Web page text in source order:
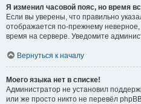
Я изменил часовой пояс, но время
Если вы уверены, что правильно
отображается по-прежнему
время на сервере. Уведомите
Вернуться к началу
Моего языка нет в списке!
Администратор не установил
или же просто никто не перевёл